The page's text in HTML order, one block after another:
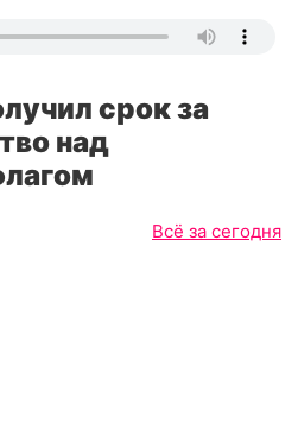
срок за
над
Всё за сегодня